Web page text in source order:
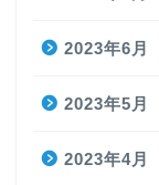
2023年6月
2023年5月
2023年4月